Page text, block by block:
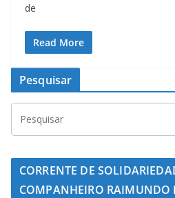
de
Read More
Pesquisar
CORRENTE DE
COMPANHEIRO RAIMUNDO